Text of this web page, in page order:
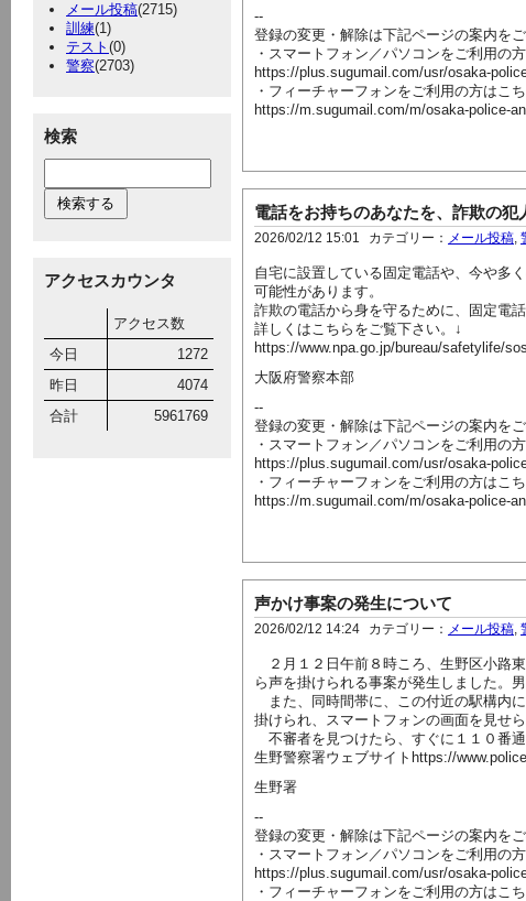
メール投稿(2715)
訓練(1)
テスト (0)
警察(2703)
検索
アクセスカウンタ
アクセス数
今日
1272
昨日
4074
合計
5961769
--
登録の変更・解除は下記ページの案内をご
・スマートフォン／パソコンをご利用の
https://plus.sugumail.com/usr/osaka-
・フィーチャーフォンをご利用の方はこち
https://m.sugumail.com/m/osaka-police-
電話をお持ちのあなたを、詐欺の犯
2026/02/12 15:01 カテゴリー： メール投稿
自宅に設置している固定電話や、今や多
可能性があります。
詐欺の電話から身を守るために、固定電
詳しくはこちらをご覧下さい。↓
https://www.npa.go.jp/bureau/safetylife/
大阪府警察本部
--
登録の変更・解除は下記ページの案内をご
・スマートフォン／パソコンをご利用の
https://plus.sugumail.com/usr/osaka-
・フィーチャーフォンをご利用の方はこち
https://m.sugumail.com/m/osaka-police-
声かけ事案の発生について
2026/02/12 14:24 カテゴリー： メール投稿
２月１２日午前８時ころ、生野区小路
ら声を掛けられる事案が発生しました。
また、同時間帯に、この付近の駅構内
掛けられ、スマートフォンの画面を見せ
不審者を見つけたら、すぐに１１０番通
生野警察署ウェブサイトhttps://
生野署
--
登録の変更・解除は下記ページの案内をご
・スマートフォン／パソコンをご利用の
https://plus.sugumail.com/usr/osaka-
・フィーチャーフォンをご利用の方はこち